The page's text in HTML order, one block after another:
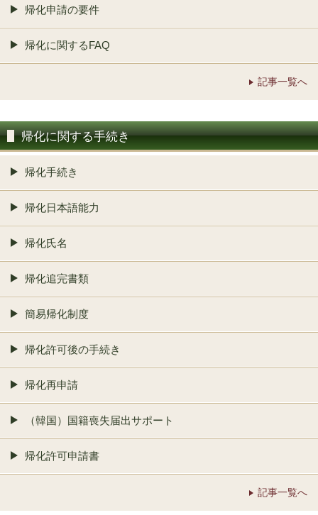
帰化申請の要件
帰化に関するFAQ
記事一覧へ
帰化に関する手続き
帰化手続き
帰化日本語能力
帰化氏名
帰化追完書類
簡易帰化制度
帰化許可後の手続き
帰化再申請
（韓国）国籍喪失届出サポート
帰化許可申請書
記事一覧へ